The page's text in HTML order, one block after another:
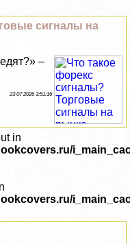
сигналы на
–
23 07 2026 3:51:16
in